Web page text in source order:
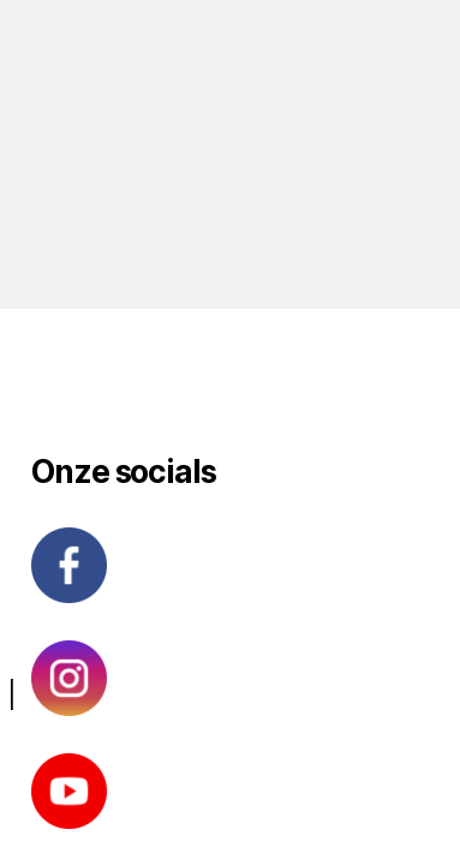
Onze socials